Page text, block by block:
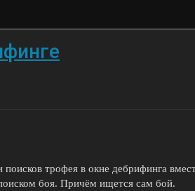
трофея в окне дебрифинга
боя. Причём ищется сам бой.